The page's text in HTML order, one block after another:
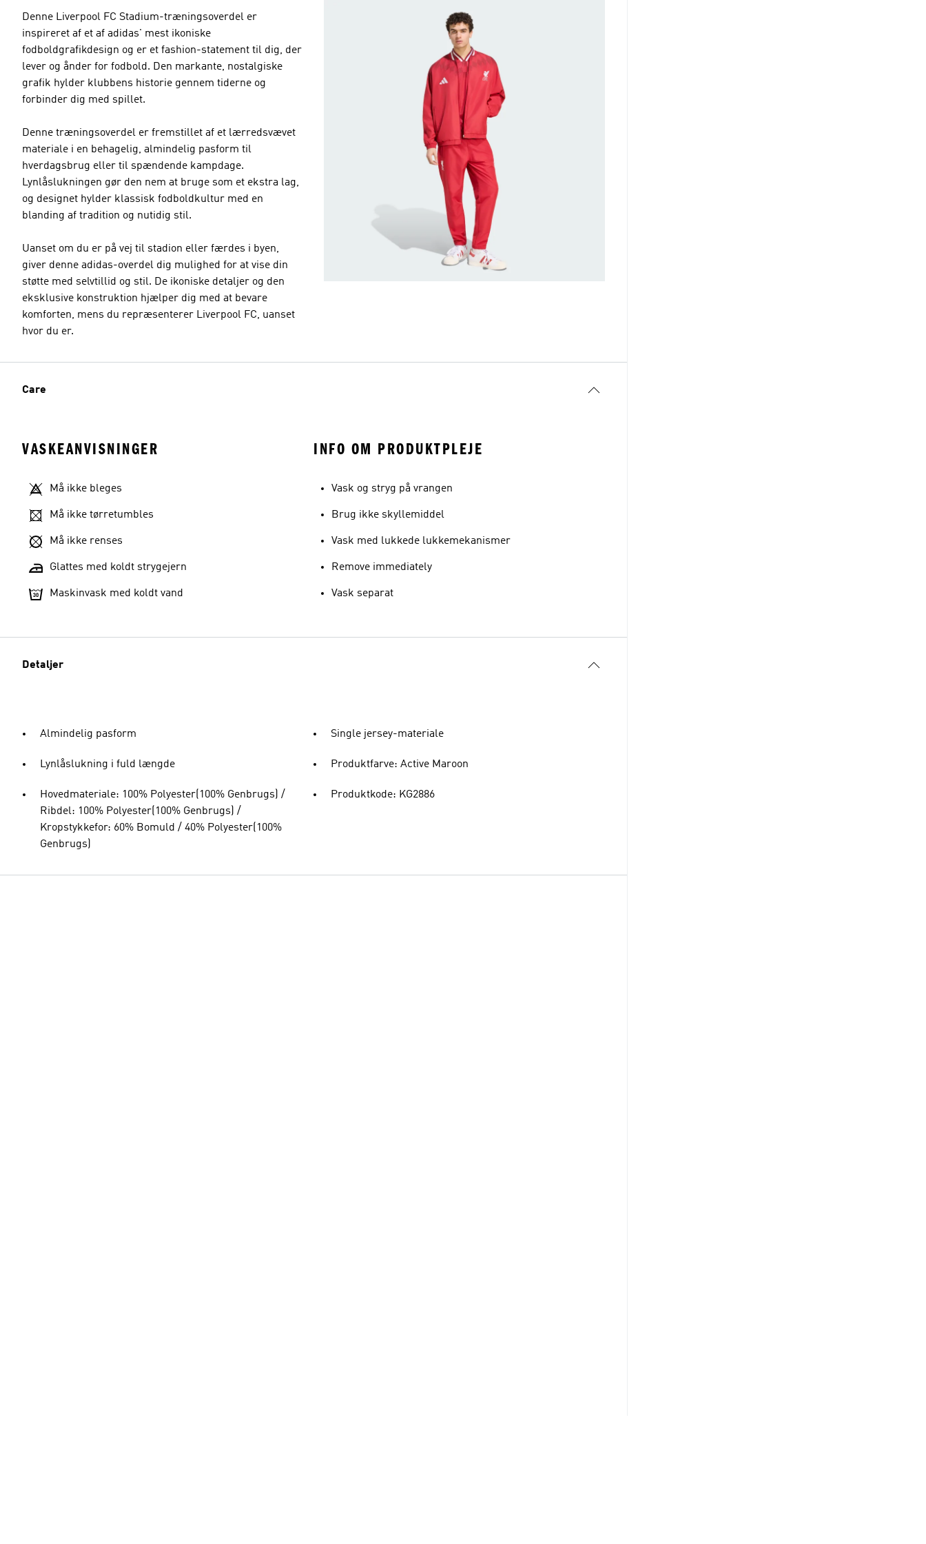
Denne Liverpool FC Stadium-træningsoverdel er
inspireret af et af adidas' mest ikoniske
fodboldgrafikdesign og er et fashion-statement til dig, der
lever og ånder for fodbold. Den markante, nostalgiske
grafik hylder klubbens historie gennem tiderne og
forbinder dig med spillet.
Denne træningsoverdel er fremstillet af et lærredsvævet
materiale i en behagelig, almindelig pasform til
hverdagsbrug eller til spændende kampdage.
Lynlåslukningen gør den nem at bruge som et ekstra lag,
og designet hylder klassisk fodboldkultur med en
blanding af tradition og nutidig stil.
Uanset om du er på vej til stadion eller færdes i byen,
giver denne adidas-overdel dig mulighed for at vise din
støtte med selvtillid og stil. De ikoniske detaljer og den
eksklusive konstruktion hjælper dig med at bevare
komforten, mens du repræsenterer Liverpool FC, uanset
hvor du er.
Care
VASKEANVISNINGER
Må ikke bleges
Må ikke tørretumbles
Må ikke renses
Glattes med koldt strygejern
Maskinvask med koldt vand
INFO OM PRODUKTPLEJE
Vask og stryg på vrangen
Brug ikke skyllemiddel
Vask med lukkede lukkemekanismer
Remove immediately
Vask separat
Detaljer
Almindelig pasform
Lynlåslukning i fuld længde
Hovedmateriale: 100% Polyester(100% Genbrugs) /
Ribdel: 100% Polyester(100% Genbrugs) /
Kropstykkefor: 60% Bomuld / 40% Polyester(100%
Genbrugs)
Single jersey-materiale
Produktfarve: Active Maroon
Produktkode: KG2886